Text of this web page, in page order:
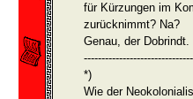
für Kürzungen im
zurücknimmt? Na?
Genau, der Dobrindt.
*)
Wie der